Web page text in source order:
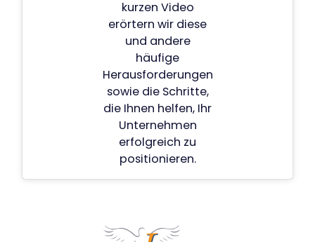
kurzen Video
erörtern wir diese
und andere
häufige
Herausforderungen
sowie die Schritte,
die Ihnen helfen, Ihr
Unternehmen
erfolgreich zu
positionieren.